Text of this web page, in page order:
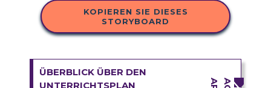
KOPIEREN SIE DIESES
STORYBOARD
ÜBERBLICK ÜBER DEN
UNTERRICHTSPLAN